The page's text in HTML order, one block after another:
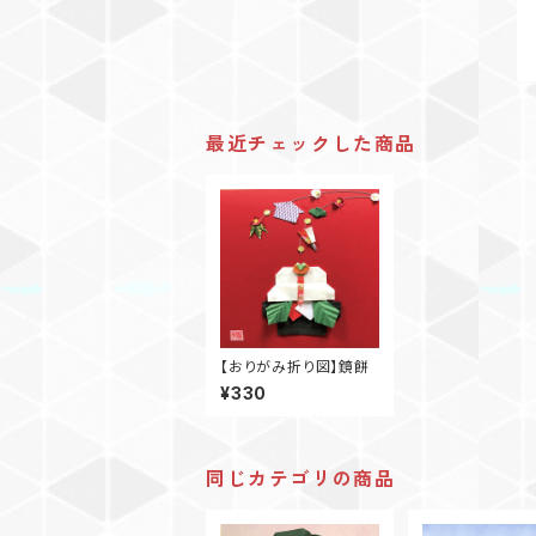
最近チェックした商品
【おりがみ折り図】鏡餅
¥330
同じカテゴリの商品